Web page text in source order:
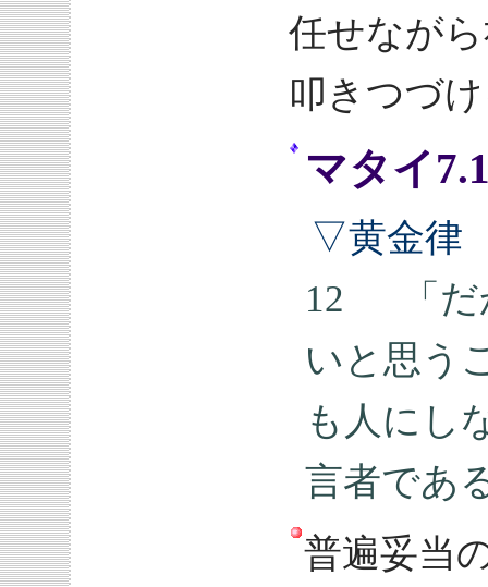
任せなが
叩きつづ
マタイ
▽黄金律
12 「だ
いと思う
も人にし
言者であ
普遍妥当